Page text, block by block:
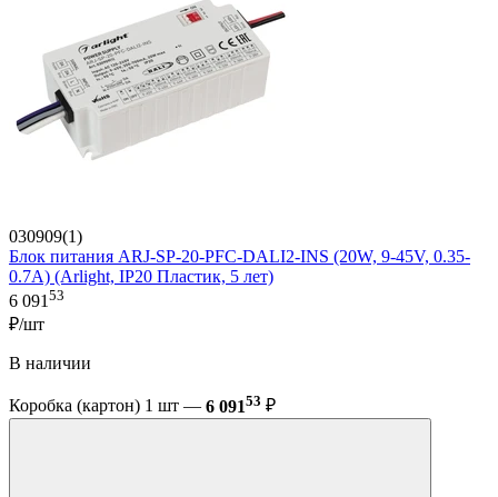
030909(1)
Блок питания ARJ-SP-20-PFC-DALI2-INS (20W, 9-45V, 0.35-
0.7A) (Arlight, IP20 Пластик, 5 лет)
6 09153
₽/шт
В наличии
Коробка (картон) 1 шт — 6 09153 ₽